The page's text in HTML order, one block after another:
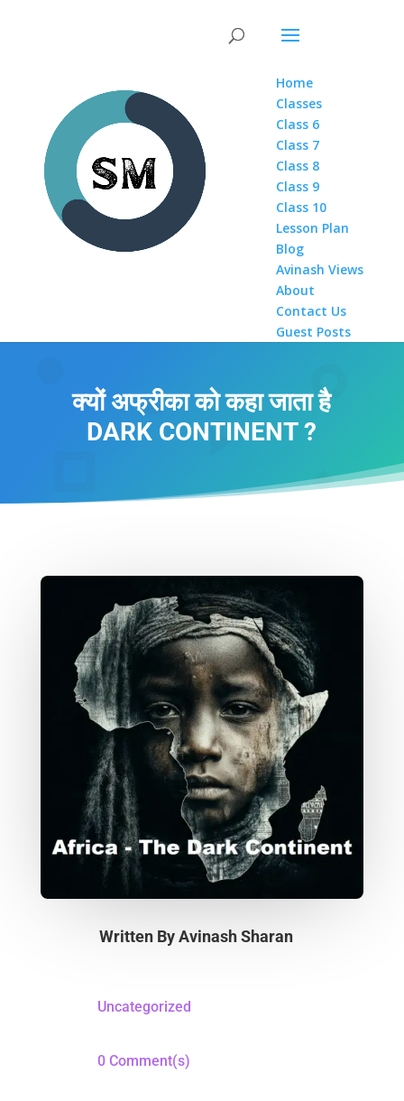
Home
Classes
Class 6
Class 7
Class 8
Class 9
Class 10
Lesson Plan
Blog
Avinash Views
About
Contact Us
Guest Posts
क्यों अफ्रीका को कहा जाता है
DARK CONTINENT ?
Written ByAvinash Sharan
Uncategorized
0 Comment(s)